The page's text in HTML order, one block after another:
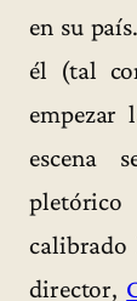
en su
él (tal
empezar
escena
calibrado
director,